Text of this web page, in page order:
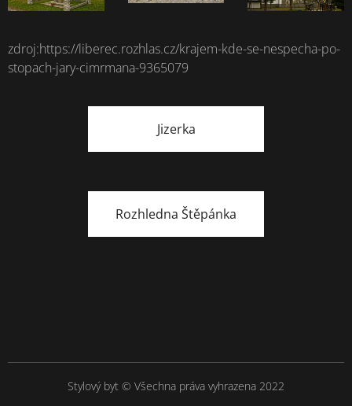
zdroj:https://liberec.rozhlas.cz/krajem-kde-se-nespecha-po-
stopach-jary-cimrmana-9365079
Jizerka
Rozhledna Štěpánka
Stylový byt © Všechna práva vyhrazena 2022